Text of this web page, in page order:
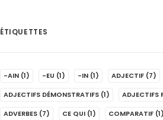
ÉTIQUETTES
-AIN (1) -EU (1) -IN (1) ADJECTIF (7)
ADJECTIFS DÉMONSTRATIFS (1) ADJECTIFS
ADVERBES (7) CE QUI (1) COMPARATIF (1)